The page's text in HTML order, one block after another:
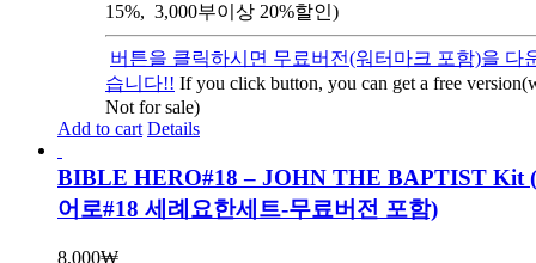
15%, 3,000부이상 20%할인)
버튼을 클릭하시면 무료버전(워터마크 포함)을 다
습니다!! If you click button, you can get a free
Not for sale)
Add to cart Details
BIBLE HERO#18 – JOHN THE BAPTIST Kit
어로#18 세례요한세트-무료버전 포함)
8,000₩